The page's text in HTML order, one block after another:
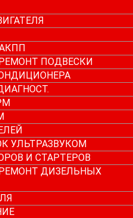
ПОДВЕСКИ
УЛЬТРАЗВУКОМ
И СТАРТЕРОВ
ДИЗЕЛЬНЫХ